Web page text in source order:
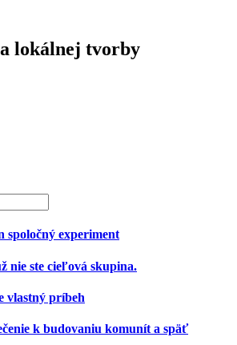
lokálnej tvorby
spoločný experiment
už nie ste cieľová skupina.
pre vlastný príbeh
oblečenie k budovaniu komunít a späť
spoločný experiment
nie ste cieľová skupina.
vlastný príbeh
k budovaniu komunít a späť